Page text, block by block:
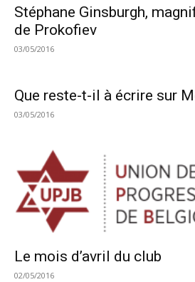
Stéphane Ginsburgh,
de Prokofiev
03/05/2016
Que reste-t-il à écrire sur
03/05/2016
Le mois d’avril du club
02/05/2016